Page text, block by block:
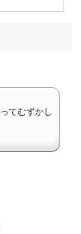
てむずかし